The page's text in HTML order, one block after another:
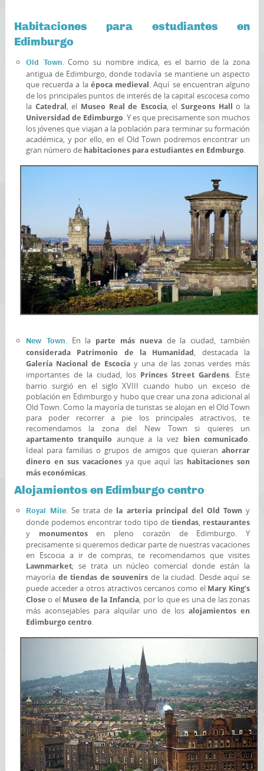
Habitaciones para estudiantes en
Edimburgo
Old Town. Como su nombre indica, es el barrio de la zona
antigua de Edimburgo, donde todavía se mantiene un aspecto
que recuerda a la época medieval . Aquí se encuentran alguno
de los principales puntos de interés de la capital escocesa como
la Catedral , el Museo Real de Escocia, elSurgeons Hall o la
Universidad de Edimburgo. Y es que precisamente son muchos
los jóvenes que viajan a la población para terminar su formación
académica, y por ello, en el Old Town podremos encontrar un
gran número de habitaciones para estudiantes en Edmburgo.
New Town. En la parte más nuevade la ciudad, también
considerada Patrimonio de la Humanidad , destacada la
Galería Nacional de Escociay una de las zonas verdes más
importantes de la ciudad, los Princes Street Gardens. Este
barrio surgió en el siglo XVIII cuando hubo un exceso de
población en Edimburgo y hubo que crear una zona adicional al
Old Town. Como la mayoría de turistas se alojan en el Old Town
para poder recorrer a pie los principales atractivos, te
recomendamos la zona del New Town si quieres un
apartamento tranquilo aunque a la vez bien comunicado.
Ideal para familias o grupos de amigos que quieranahorrar
dinero en sus vacacionesya que aquí las habitaciones son
más económicas.
Alojamientos en Edimburgo centro
Royal Mile. Se trata de la arteria principal del Old Towny
donde podemos encontrar todo tipo detiendas, restaurantes
y monumentosen pleno corazón de Edimburgo. Y
precisamente si queremos dedicar parte de nuestras vacaciones
en Escocia a ir de compras, te recomendamos que visites
Lawnmarket; se trata un núcleo comercial donde están la
mayoría de tiendas de souvenirs de la ciudad. Desde aquí se
puede acceder a otros atractivos cercanos como el Mary King’s
Close o el Museo de la Infancia, por lo que es una de las zonas
más aconsejables para alquilar uno de losalojamientos en
Edimburgo centro.